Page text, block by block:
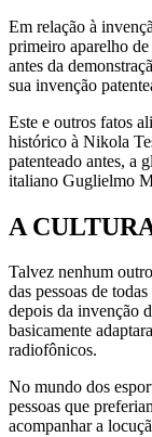
Em relação à
primeiro aparelho
antes da
sua invenção
Este e outros fatos
histórico à Nikola
patenteado antes, a
italiano Guglielmo
A
Talvez nenhum
das pessoas de
depois da invenção
basicamente
radiofônicos.
No mundo dos
pessoas que
acompanhar a